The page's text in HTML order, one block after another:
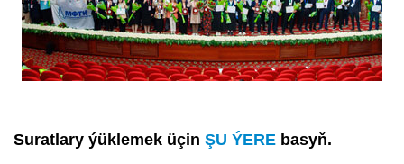
Suratlary ýüklemek üçin ŞU ÝERE basyň.